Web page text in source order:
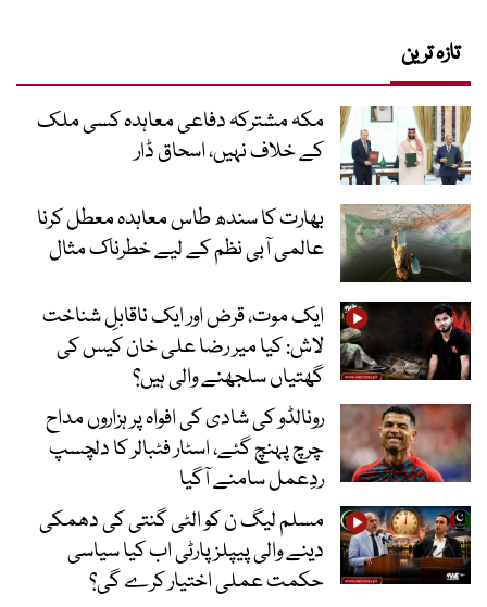
تازہ ترین
مکہ مشترکہ دفاعی معاہدہ کسی ملک
کے خلاف نہیں، اسحاق ڈار
بھارت کا سندھ طاس معاہدہ معطل کرنا
عالمی آبی نظم کے لیے خطرناک مثال
ایک موت، قرض اور ایک ناقابلِ شناخت
لاش: کیا میر رضا علی خان کیس کی
گھتیاں سلجھنے والی ہیں؟
رونالڈو کی شادی کی افواہ پر ہزاروں مداح
چرچ پہنچ گئے، اسٹار فٹبالر کا دلچسپ
ردِعمل سامنے آگیا
مسلم لیگ ن کو الٹی گنتی کی دھمکی
دینے والی پیپلز پارٹی اب کیا سیاسی
حکمت عملی اختیار کرے گی؟